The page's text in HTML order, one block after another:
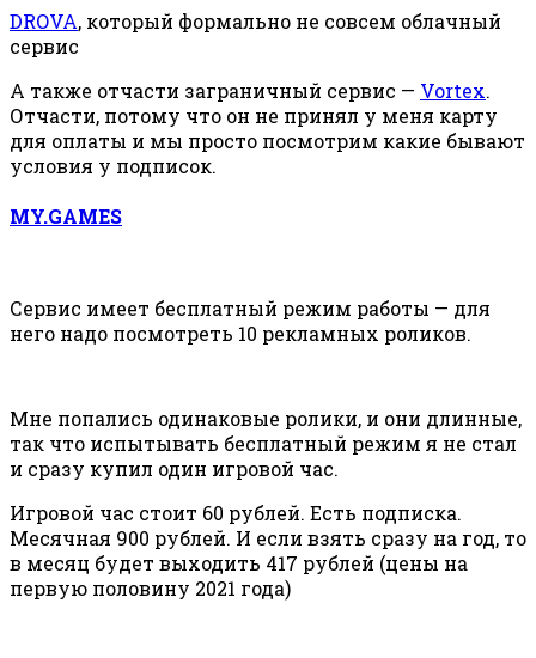
DROVA, который формально не совсем облачный
сервис
А также отчасти заграничный сервис — Vortex.
Отчасти, потому что он не принял у меня карту
для оплаты и мы просто посмотрим какие бывают
условия у подписок.
MY.GAMES
Сервис имеет бесплатный режим работы — для
него надо посмотреть 10 рекламных роликов.
Мне попались одинаковые ролики, и они длинные,
так что испытывать бесплатный режим я не стал
и сразу купил один игровой час.
Игровой час стоит 60 рублей. Есть подписка.
Месячная 900 рублей. И если взять сразу на год, то
в месяц будет выходить 417 рублей (цены на
первую половину 2021 года)